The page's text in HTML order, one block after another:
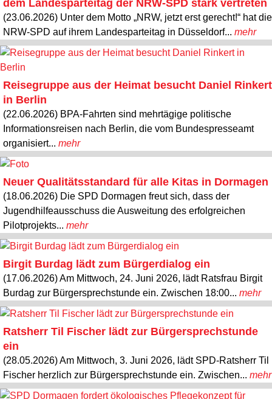
dem Landesparteitag der NRW-SPD stark vertreten
(23.06.2026) Unter dem Motto „NRW, jetzt erst gerecht!“ hat die
NRW-SPD auf ihrem Landesparteitag in Düsseldorf... mehr
Reisegruppe aus der Heimat besucht Daniel Rinkert
in Berlin
(22.06.2026) BPA-Fahrten sind mehrtägige politische
Informationsreisen nach Berlin, die vom Bundespresseamt
organisiert... mehr
Neuer Qualitätsstandard für alle Kitas in Dormagen
(18.06.2026) Die SPD Dormagen freut sich, dass der
Jugendhilfeausschuss die Ausweitung des erfolgreichen
Pilotprojekts... mehr
Birgit Burdag lädt zum Bürgerdialog ein
(17.06.2026) Am Mittwoch, 24. Juni 2026, lädt Ratsfrau Birgit
Burdag zur Bürgersprechstunde ein. Zwischen 18:00... mehr
Ratsherr Til Fischer lädt zur Bürgersprechstunde
ein
(28.05.2026) Am Mittwoch, 3. Juni 2026, lädt SPD-Ratsherr Til
Fischer herzlich zur Bürgersprechstunde ein. Zwischen... mehr